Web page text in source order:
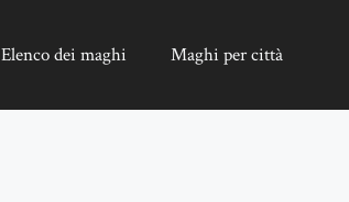
Elenco dei maghi Maghi per città